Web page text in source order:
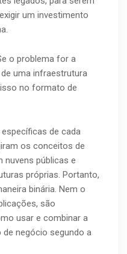
um investimento
o problema for a
uma infraestrutura
no formato de
de cada
os conceitos de
nuvens públicas e
próprias. Portanto,
binária. Nem o
são
usar e combinar a
negócio segundo a